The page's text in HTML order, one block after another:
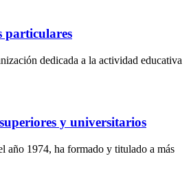
particulares
dedicada a la actividad educativa
y universitarios
año 1974, ha formado y titulado a más